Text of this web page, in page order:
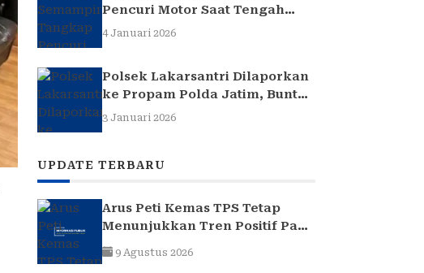
Pencuri Motor Saat Tengah
Jadi Amuk Massa
4 Januari 2026
Polsek Lakarsantri Dilaporkan
ke Propam Polda Jatim, Buntut
Kasus Nenek Elina
3 Januari 2026
UPDATE TERBARU
Arus Peti Kemas TPS Tetap
Menunjukkan Tren Positif Pada
Bulan Juli 2026
9 Agustus 2026